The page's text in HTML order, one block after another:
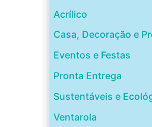
Acrílico
Casa, Decoração e
Eventos e Festas
Pronta Entrega
Sustentáveis e
Ventarola